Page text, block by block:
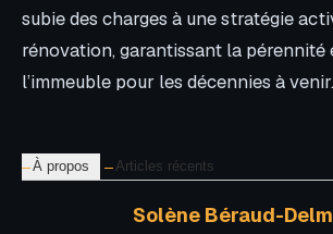
subie des charges à une stratégie
rénovation, garantissant la
l’immeuble pour les décennies à venir.
À propos Articles récents
Solène Béraud-